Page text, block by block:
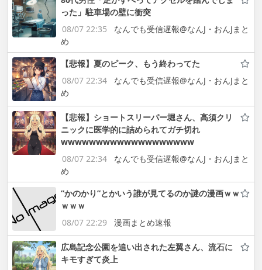
った」駐車場の壁に衝突
08/07 22:35
なんでも受信遅報@なんJ・おんJまと
め
【悲報】夏のピーク、もう終わってた
08/07 22:34
なんでも受信遅報@なんJ・おんJまと
め
【悲報】ショートスリーパー堀さん、高須クリ
ニックに医学的に詰められてガチ切れ
wwwwwwwwwwwwwwwwwww
08/07 22:34
なんでも受信遅報@なんJ・おんJまと
め
”かのかり”とかいう誰が見てるのか謎の漫画ｗｗ
ｗｗｗ
08/07 22:29
漫画まとめ速報
広島記念公園を追い出された左翼さん、流石に
キモすぎて炎上